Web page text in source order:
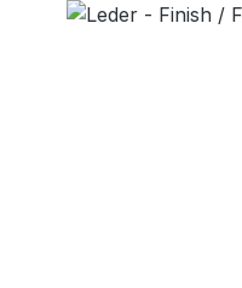
Bildergalerie